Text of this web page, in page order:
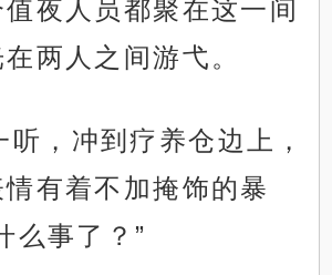
夜人员都聚在这一间
两人之间游弋。
听，冲到疗养仓边上，
有着不加掩饰的暴
么事了？”